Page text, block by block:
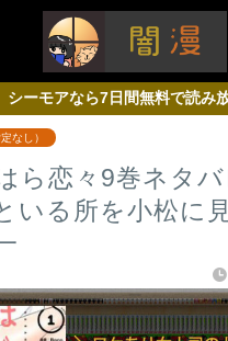
シーモアなら7日間無料で読み
なし）
ら恋々9巻ネタバ
いる所を小松に